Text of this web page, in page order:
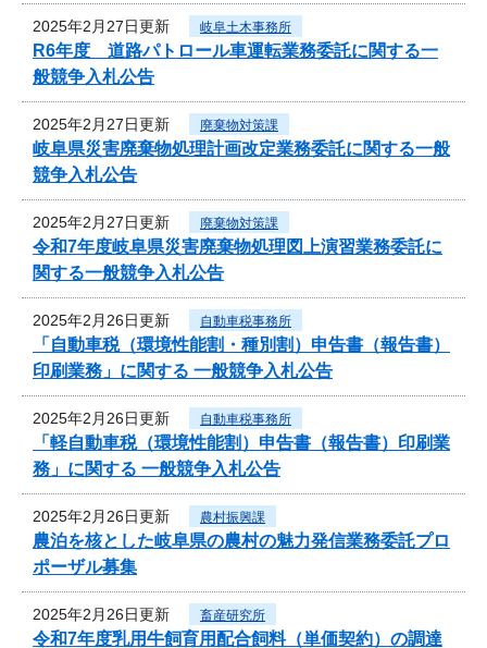
2025年2月27日更新 岐阜土木事務所
R6年度 道路パトロール車運転業務委託に関する一
般競争入札公告
2025年2月27日更新 廃棄物対策課
岐阜県災害廃棄物処理計画改定業務委託に関する一般
競争入札公告
2025年2月27日更新 廃棄物対策課
令和7年度岐阜県災害廃棄物処理図上演習業務委託に
関する一般競争入札公告
2025年2月26日更新 自動車税事務所
「自動車税（環境性能割・種別割）申告書（報告書）
印刷業務」に関する 一般競争入札公告
2025年2月26日更新 自動車税事務所
「軽自動車税（環境性能割）申告書（報告書）印刷業
務」に関する 一般競争入札公告
2025年2月26日更新 農村振興課
農泊を核とした岐阜県の農村の魅力発信業務委託プロ
ポーザル募集
2025年2月26日更新 畜産研究所
令和7年度乳用牛飼育用配合飼料（単価契約）の調達